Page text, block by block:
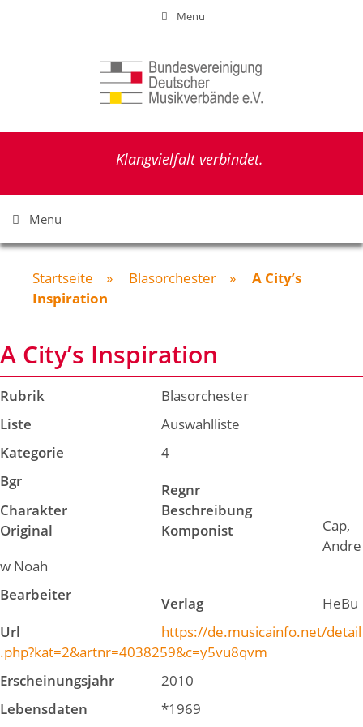
Menu
Klangvielfalt verbindet.
Menu
Startseite » Blasorchester » A City’s
Inspiration
A City’s Inspiration
Rubrik
Blasorchester
Liste
Auswahlliste
Kategorie
4
Bgr
Regnr
Charakter
Beschreibung
Original
Komponist
Cap,
Andre
w Noah
Bearbeiter
Verlag
HeBu
Url
https://de.musicainfo.net/detail
.php?kat=2&artnr=4038259&c=y5vu8qvm
Erscheinungsjahr
2010
Lebensdaten
*1969